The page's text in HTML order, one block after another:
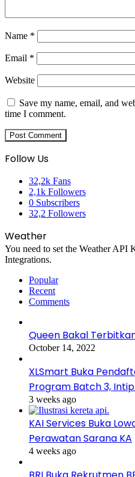
Name *
Email *
Website
Save my name, email, and
time I comment.
Follow Us
32,2k Fans
2,1k Followers
0 Subscribers
32,2 Followers
Weather
You need to set the Weather API
Integrations.
Popular
Recent
Comments
Queen Bakal
October 14, 2022
XLSmart Buka
Program Batch 3,
3 weeks ago
KAI Services Buka
Perawatan Sarana KA
4 weeks ago